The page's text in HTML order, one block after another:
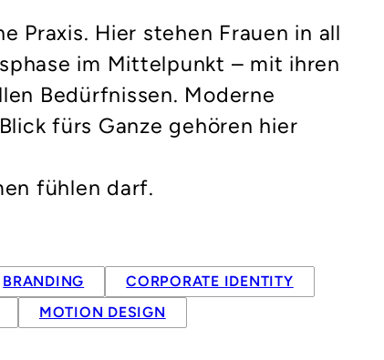
Praxis. Hier stehen Frauen in all
im Mittelpunkt – mit ihren
Bedürfnissen. Moderne
fürs Ganze gehören hier
fühlen darf.
BRANDING
CORPORATE IDENTITY
MOTION DESIGN